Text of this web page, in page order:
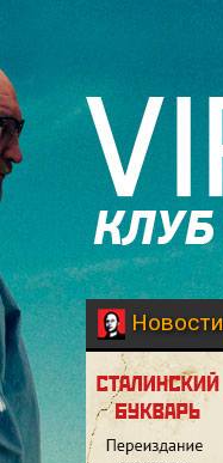
Новости